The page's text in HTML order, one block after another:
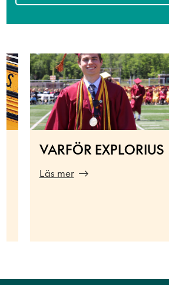
VARFÖR EXPLORIUS
Läs mer